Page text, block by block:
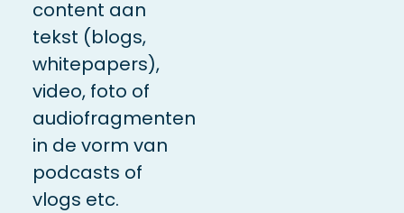
content aan
tekst (blogs,
whitepapers),
video, foto of
audiofragmenten
in de vorm van
podcasts of
vlogs etc.